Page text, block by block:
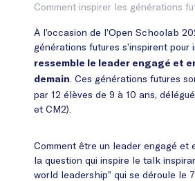
Comment inspirer les générations
À l’occasion de l’Open Schoolab
générations futures s’inspirent pour
ressemble le leader engagé et
demain . Ces générations futures
par 12 élèves de 9 à 10 ans,
et CM2).
Comment être un leader engagé et
la question qui inspire le talk
world leadership” qui se déroule le